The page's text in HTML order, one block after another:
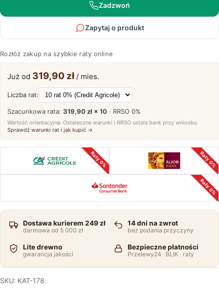
Zadzwoń
Zapytaj o produkt
Rozłóż zakup na szybkie raty online
Już od 319,90 zł/ mies.
Liczba rat:
Szacunkowa rata: 319,90 zł × 10 · RRSO 0%
Wartość orientacyjna. Ostateczne warunki i RRSO ustala bank przy wniosku.
Sprawdź warunki rat i jak kupić →
Raty 0%
Raty 0%
Raty 0%
Dostawa kurierem 249 zł
darmowa od 5 000 zł
14 dni na zwrot
bez podania przyczyny
Lite drewno
gwarancja jakości
Bezpieczne płatności
Przelewy24 · BLIK · raty
SKU: KAT-178